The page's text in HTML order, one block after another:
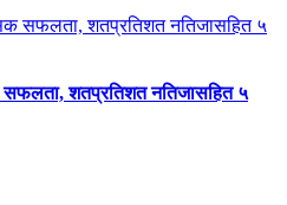
सफलता, शतप्रतिशत नतिजासहित ५